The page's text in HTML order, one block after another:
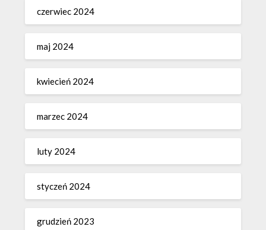
czerwiec 2024
maj 2024
kwiecień 2024
marzec 2024
luty 2024
styczeń 2024
grudzień 2023